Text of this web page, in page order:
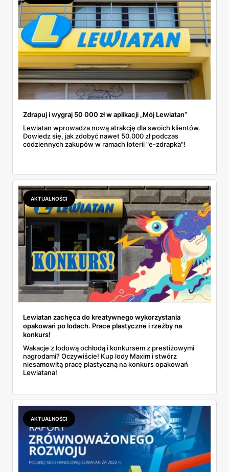
Zdrapuj i wygraj 50 000 zł w aplikacji „Mój Lewiatan”
Lewiatan wprowadza nową atrakcję dla swoich klientów.
Dowiedz się, jak zdobyć nawet 50.000 zł podczas
codziennych zakupów w ramach loterii "e-zdrapka"!
AKTUALNOŚCI
Lewiatan zachęca do kreatywnego wykorzystania
opakowań po lodach. Prace plastyczne i rzeźby na
konkurs!
Wakacje z lodową ochłodą i konkursem z prestiżowymi
nagrodami? Oczywiście! Kup lody Maxim i stwórz
niesamowitą pracę plastyczną na konkurs opakowań
Lewiatana!
AKTUALNOŚCI